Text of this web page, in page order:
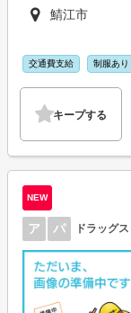
鯖江市
交通費支給 制服あり
キープする
NEW
ア パ ドラッグ